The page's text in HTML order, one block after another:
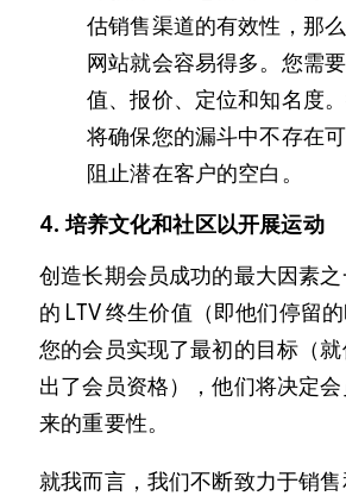
估销售渠道的有效性，那
网站就会容易得多。您需
值、报价、定位和知名度
将确保您的漏斗中不存在
阻止潜在客户的空白。
4. 培养文化和社区以开展运动
创造长期会员成功的最大因素
的 LTV 终生价值（即他们停留
您的会员实现了最初的目标（
出了会员资格），他们将决定
来的重要性。
就我而言，我们不断致力于销